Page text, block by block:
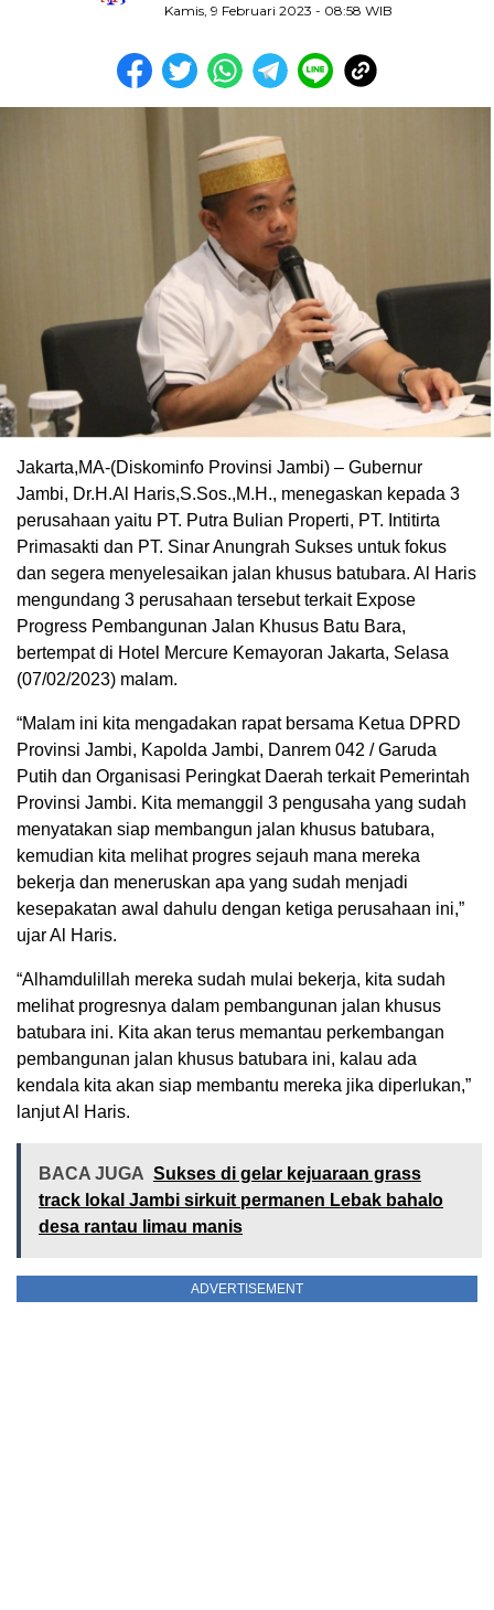
Kamis, 9 Februari 2023 - 08:58 WIB
Jakarta,MA-(Diskominfo Provinsi Jambi) – Gubernur
Jambi, Dr.H.Al Haris,S.Sos.,M.H., menegaskan kepada 3
perusahaan yaitu PT. Putra Bulian Properti, PT. Intitirta
Primasakti dan PT. Sinar Anungrah Sukses untuk fokus
dan segera menyelesaikan jalan khusus batubara. Al Haris
mengundang 3 perusahaan tersebut terkait Expose
Progress Pembangunan Jalan Khusus Batu Bara,
bertempat di Hotel Mercure Kemayoran Jakarta, Selasa
(07/02/2023) malam.
“Malam ini kita mengadakan rapat bersama Ketua DPRD
Provinsi Jambi, Kapolda Jambi, Danrem 042 / Garuda
Putih dan Organisasi Peringkat Daerah terkait Pemerintah
Provinsi Jambi. Kita memanggil 3 pengusaha yang sudah
menyatakan siap membangun jalan khusus batubara,
kemudian kita melihat progres sejauh mana mereka
bekerja dan meneruskan apa yang sudah menjadi
kesepakatan awal dahulu dengan ketiga perusahaan ini,”
ujar Al Haris.
“Alhamdulillah mereka sudah mulai bekerja, kita sudah
melihat progresnya dalam pembangunan jalan khusus
batubara ini. Kita akan terus memantau perkembangan
pembangunan jalan khusus batubara ini, kalau ada
kendala kita akan siap membantu mereka jika diperlukan,”
lanjut Al Haris.
BACA JUGA Sukses di gelar kejuaraan grass
track lokal Jambi sirkuit permanen Lebak bahalo
desa rantau limau manis
ADVERTISEMENT